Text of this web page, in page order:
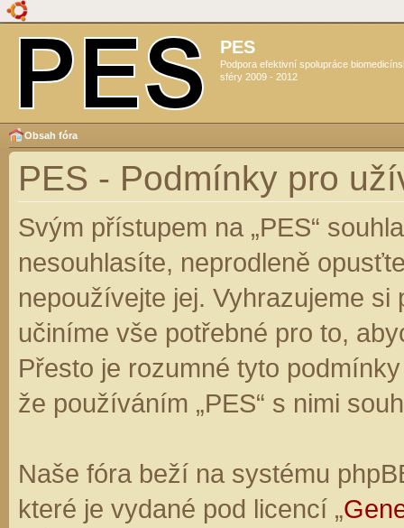
PES
Podpora efektivní spolupráce
sféry 2009 - 2012
Obsah fóra
PES - Podmínky pro
Svým přístupem na „PES“
nesouhlasíte, neprodleně
nepoužívejte jej. Vyhrazujeme
učiníme vše potřebné pro to,
Přesto je rozumné tyto
že používáním „PES“ s nimi
Naše fóra beží na systému
které je vydané pod licencí „